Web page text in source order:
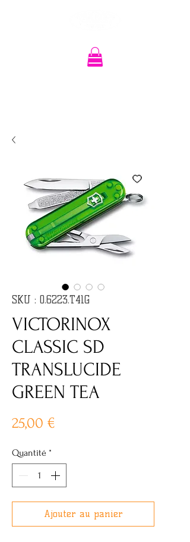
SKU : 0.6223.T41G
VICTORINOX
CLASSIC SD
TRANSLUCIDE
GREEN TEA
25,00 €
Quantité *
Ajouter au panier